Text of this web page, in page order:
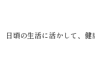
日頃の生活に活かして、健